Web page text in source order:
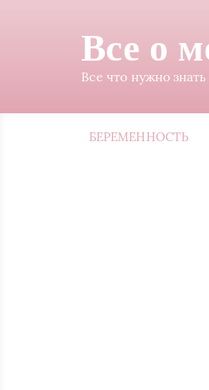
Все о
Все что нужно
БЕРЕМЕННОСТЬ